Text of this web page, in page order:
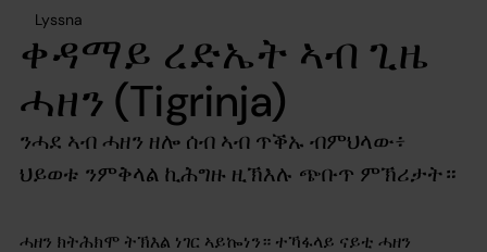
Lyssna
ቀዳማይ ረድኤት ኣብ ጊዜ
ሓዘን (Tigrinja)
ንሓደ ኣብ ሓዘን ዘሎ ሰብ ኣብ ጥቕኡ ብምህላው፥
ህይወቱ ንምቅላል ኪሕግዙ ዚኽእሉ ጭቡጥ ምኽሪታት።
ሓዘን ክትሕክሞ ትኽእል ነገር ኣይኰነን። ተኻፋላይ ናይቲ ሓዘን